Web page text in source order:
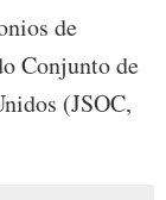
de
Conjunto de
(JSOC,